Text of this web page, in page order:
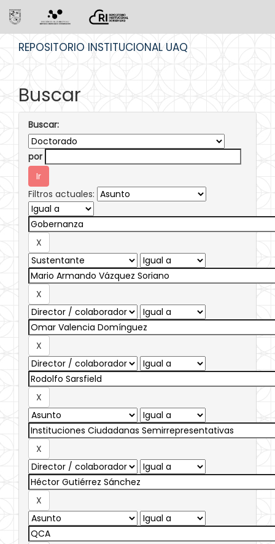
REPOSITORIO INSTITUCIONAL UAQ
Buscar
Buscar:
por
Filtros actuales: